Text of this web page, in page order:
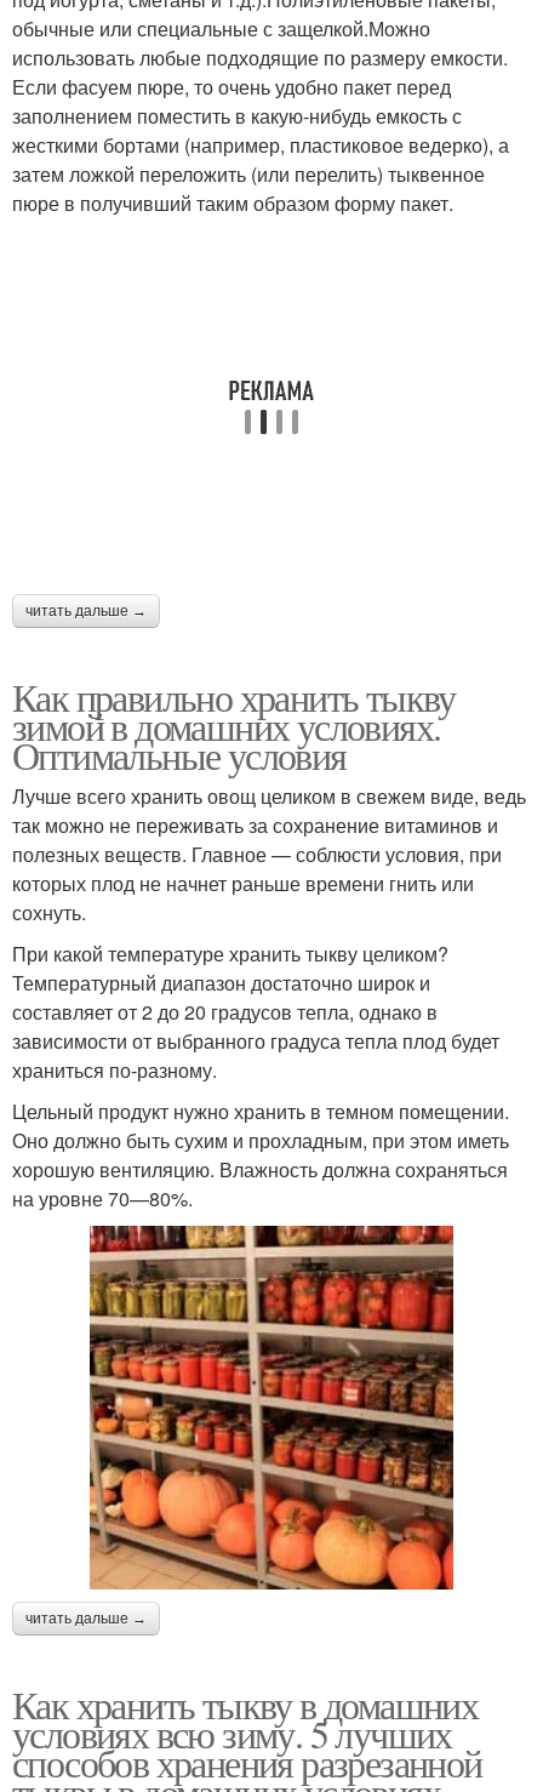
обычные или специальные с защелкой.Можно
использовать любые подходящие по размеру емкости.
Если фасуем пюре, то очень удобно пакет перед
заполнением поместить в какую-нибудь емкость с
жесткими бортами (например, пластиковое ведерко), а
затем ложкой переложить (или перелить) тыквенное
пюре в получивший таким образом форму пакет.
читать дальше →
Как правильно хранить тыкву
зимой в домашних условиях.
Оптимальные условия
Лучше всего хранить овощ целиком в свежем виде, ведь
так можно не переживать за сохранение витаминов и
полезных веществ. Главное — соблюсти условия, при
которых плод не начнет раньше времени гнить или
сохнуть.
При какой температуре хранить тыкву целиком?
Температурный диапазон достаточно широк и
составляет от 2 до 20 градусов тепла, однако в
зависимости от выбранного градуса тепла плод будет
храниться по-разному.
Цельный продукт нужно хранить в темном помещении.
Оно должно быть сухим и прохладным, при этом иметь
хорошую вентиляцию. Влажность должна сохраняться
на уровне 70—80%.
читать дальше →
Как хранить тыкву в домашних
условиях всю зиму. 5 лучших
способов хранения разрезанной